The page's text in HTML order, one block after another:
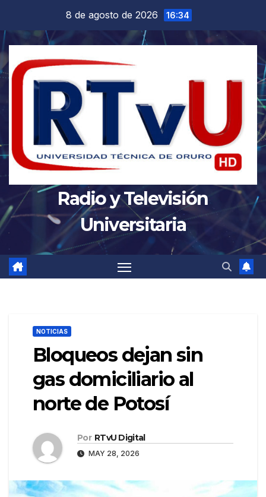
contenido
8 de agosto de 2026 16:34
Radio y Televisión
Universitaria
NOTICIAS
Bloqueos dejan sin
gas domiciliario al
norte de Potosí
Por RTvU Digital
MAY 28, 2026